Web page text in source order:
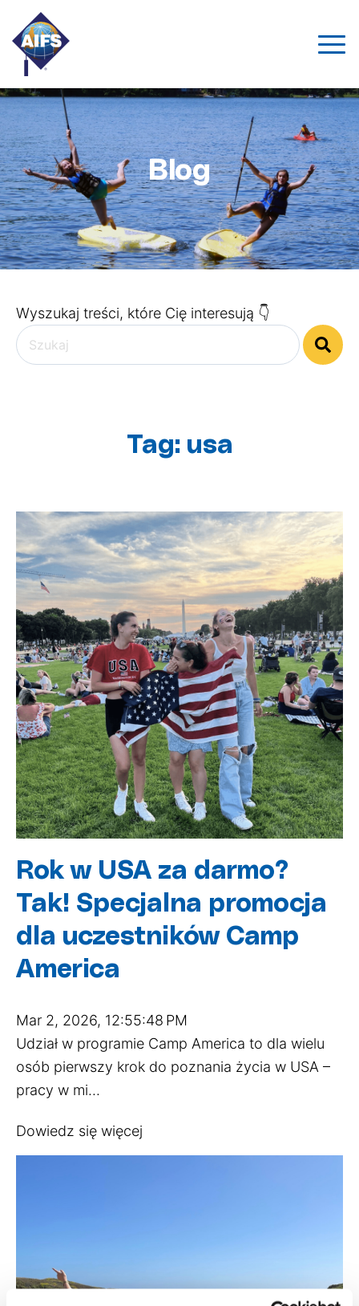
Blog
Wyszukaj treści, które Cię interesują 👇
Tag: usa
Rok w USA za darmo?
Tak! Specjalna promocja
dla uczestników Camp
America
Mar 2, 2026, 12:55:48 PM
Udział w programie Camp America to dla wielu
osób pierwszy krok do poznania życia w USA –
pracy w mi...
Dowiedz się więcej